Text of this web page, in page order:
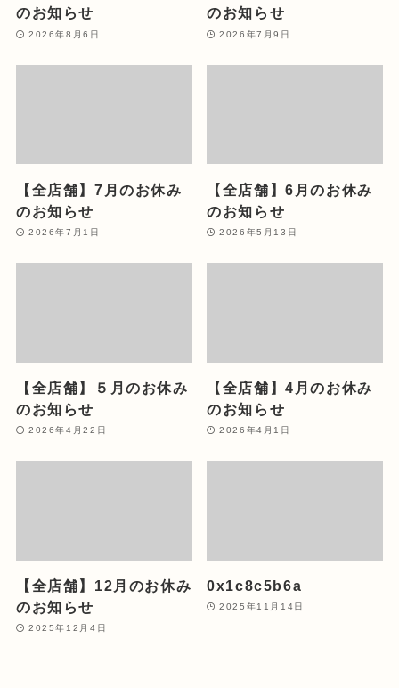
のお知らせ
2026年8月6日
のお知らせ
2026年7月9日
【全店舗】7月のお休み
のお知らせ
2026年7月1日
【全店舗】6月のお休み
のお知らせ
2026年5月13日
【全店舗】５月のお休み
のお知らせ
2026年4月22日
【全店舗】4月のお休み
のお知らせ
2026年4月1日
【全店舗】12月のお休み
のお知らせ
2025年12月4日
0x1c8c5b6a
2025年11月14日